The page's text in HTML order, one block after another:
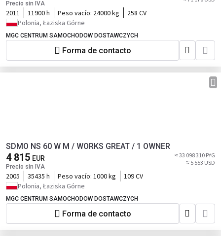
Precio sin IVA
2011 11900 h Peso vacío: 24000 kg
258 CV
Polonia, Łaziska Górne
MGC CENTRUM SAMOCHODOW DOSTAWCZYCH
Forma de contacto
SDMO NS 60 W M / WORKS GREAT / 1 OWNER
4 815 EUR
Precio sin IVA
≈ 33 098 310 PYG
≈ 5 553 USD
2005 35435 h Peso vacío: 1000 kg
109 CV
Polonia, Łaziska Górne
MGC CENTRUM SAMOCHODOW DOSTAWCZYCH
Forma de contacto